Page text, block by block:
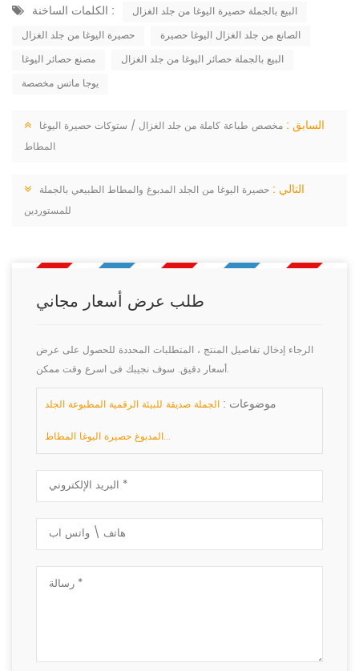
الكلمات الساخنة :
البيع بالجملة حصيرة اليوغا من جلد الغزال
حصيرة اليوغا من جلد الغزال
الصانع من جلد الغزال اليوغا حصيرة
مصنع حصائر اليوغا
البيع بالجملة حصائر اليوغا من جلد الغزال
يوجا ماتس مخصصة
السابق : مخصص طباعة كاملة من جلد الغزال / ستوكات حصيرة اليوغا
المطاط
التالي : حصيرة اليوغا من الجلد المدبوغ والمطاط الطبيعي بالجملة
للمستوردين
طلب عرض أسعار مجاني
الرجاء إدخال تفاصيل المنتج ، المتطلبات المحددة للحصول على عرض
أسعار دقيق. سوف نجيبك فى اسرع وقت ممكن.
موضوعات : الجملة صديقة للبيئة الرقمية المطبوعة الجلد
المدبوغ حصيرة اليوغا المطاط...